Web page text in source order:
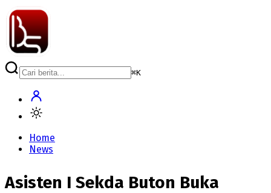
⌘K
Home
News
Asisten I Sekda Buton Buka